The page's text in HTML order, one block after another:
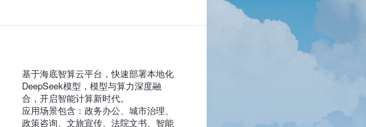
基于海底智算云平台，快速部署本地化
DeepSeek模型，模型与算力深度融
合，开启智能计算新时代。
应用场景包含：政务办公、城市治理、
政策咨询、文旅宣传、法院文书、智能